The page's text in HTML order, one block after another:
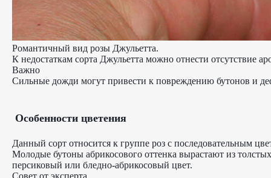
Романтичный вид розы Джульетта.
К недостаткам сорта Джульетта можно отнести отсутствие
Важно
Сильные дожди могут привести к повреждению бутонов и
Особенности цветения
Данный сорт относится к группе роз с последовательным
Молодые бутоны абрикосового оттенка вырастают из
персиковый или бледно-абрикосовый цвет.
Совет от эксперта